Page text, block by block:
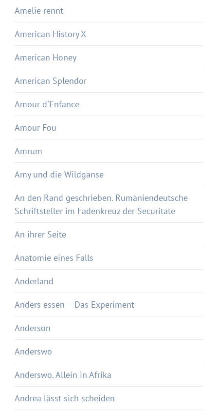
Amelie rennt
American History X
American Honey
American Splendor
Amour d'Enfance
Amour Fou
Amrum
Amy und die Wildgänse
An den Rand geschrieben. Rumäniendeutsche
Schriftsteller im Fadenkreuz der Securitate
An ihrer Seite
Anatomie eines Falls
Anderland
Anders essen – Das Experiment
Anderson
Anderswo
Anderswo. Allein in Afrika
Andrea lässt sich scheiden